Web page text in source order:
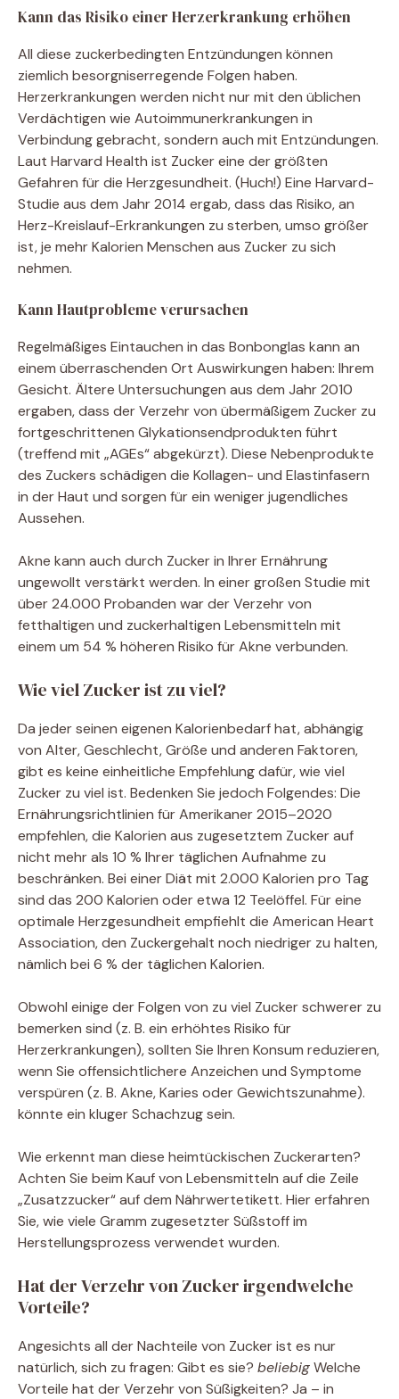
Kann das Risiko einer Herzerkrankung erhöhen
All diese zuckerbedingten Entzündungen können
ziemlich besorgniserregende Folgen haben.
Herzerkrankungen werden nicht nur mit den üblichen
Verdächtigen wie Autoimmunerkrankungen in
Verbindung gebracht, sondern auch mit Entzündungen.
Laut Harvard Health ist Zucker eine der größten
Gefahren für die Herzgesundheit. (Huch!) Eine Harvard-
Studie aus dem Jahr 2014 ergab, dass das Risiko, an
Herz-Kreislauf-Erkrankungen zu sterben, umso größer
ist, je mehr Kalorien Menschen aus Zucker zu sich
nehmen.
Kann Hautprobleme verursachen
Regelmäßiges Eintauchen in das Bonbonglas kann an
einem überraschenden Ort Auswirkungen haben: Ihrem
Gesicht. Ältere Untersuchungen aus dem Jahr 2010
ergaben, dass der Verzehr von übermäßigem Zucker zu
fortgeschrittenen Glykationsendprodukten führt
(treffend mit „AGEs“ abgekürzt). Diese Nebenprodukte
des Zuckers schädigen die Kollagen- und Elastinfasern
in der Haut und sorgen für ein weniger jugendliches
Aussehen.
Akne kann auch durch Zucker in Ihrer Ernährung
ungewollt verstärkt werden. In einer großen Studie mit
über 24.000 Probanden war der Verzehr von
fetthaltigen und zuckerhaltigen Lebensmitteln mit
einem um 54 % höheren Risiko für Akne verbunden.
Wie viel Zucker ist zu viel?
Da jeder seinen eigenen Kalorienbedarf hat, abhängig
von Alter, Geschlecht, Größe und anderen Faktoren,
gibt es keine einheitliche Empfehlung dafür, wie viel
Zucker zu viel ist. Bedenken Sie jedoch Folgendes: Die
Ernährungsrichtlinien für Amerikaner 2015–2020
empfehlen, die Kalorien aus zugesetztem Zucker auf
nicht mehr als 10 % Ihrer täglichen Aufnahme zu
beschränken. Bei einer Diät mit 2.000 Kalorien pro Tag
sind das 200 Kalorien oder etwa 12 Teelöffel. Für eine
optimale Herzgesundheit empfiehlt die American Heart
Association, den Zuckergehalt noch niedriger zu halten,
nämlich bei 6 % der täglichen Kalorien.
Obwohl einige der Folgen von zu viel Zucker schwerer zu
bemerken sind (z. B. ein erhöhtes Risiko für
Herzerkrankungen), sollten Sie Ihren Konsum reduzieren,
wenn Sie offensichtlichere Anzeichen und Symptome
verspüren (z. B. Akne, Karies oder Gewichtszunahme).
könnte ein kluger Schachzug sein.
Wie erkennt man diese heimtückischen Zuckerarten?
Achten Sie beim Kauf von Lebensmitteln auf die Zeile
„Zusatzzucker“ auf dem Nährwertetikett. Hier erfahren
Sie, wie viele Gramm zugesetzter Süßstoff im
Herstellungsprozess verwendet wurden.
Hat der Verzehr von Zucker irgendwelche
Vorteile?
Angesichts all der Nachteile von Zucker ist es nur
natürlich, sich zu fragen: Gibt es sie? beliebigWelche
Vorteile hat der Verzehr von Süßigkeiten? Ja – in